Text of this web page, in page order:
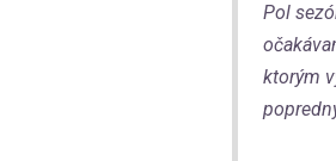
Pol
ktorým